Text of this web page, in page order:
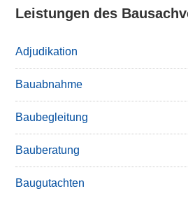
Leistungen des
Adjudikation
Bauabnahme
Baubegleitung
Bauberatung
Baugutachten